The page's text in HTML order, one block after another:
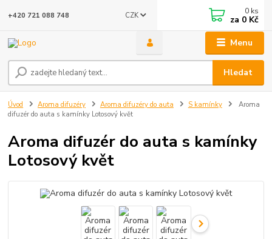
Menu
CZK
Hledat
+420 721 088 748 0 ks
za 0 Kč
Úvod Aroma difuzéry Aroma difuzéry do auta S kamínky
Aroma
difuzér do auta s kamínky Lotosový květ
Aroma difuzér do auta s kamínky
Lotosový květ